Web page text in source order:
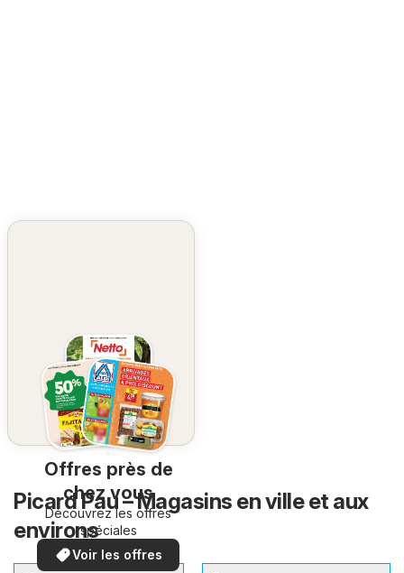
Offres près de
chez vous
Découvrez les offres
spéciales
Voir les offres
Picard Pau – Magasins en ville et aux
environs